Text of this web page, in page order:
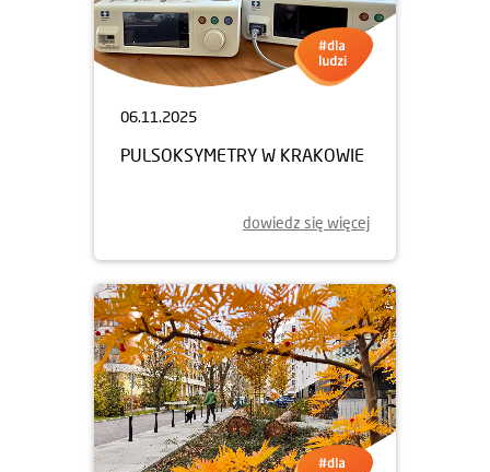
06.11.2025
PULSOKSYMETRY W KRAKOWIE
dowiedz się więcej